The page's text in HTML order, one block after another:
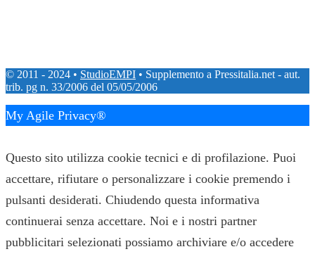
© 2011 - 2024 • StudioEMPI • Supplemento a Pressitalia.net - aut.
trib. pg n. 33/2006 del 05/05/2006
My Agile Privacy®
Questo sito utilizza cookie tecnici e di profilazione. Puoi
accettare, rifiutare o personalizzare i cookie premendo i
pulsanti desiderati. Chiudendo questa informativa
continuerai senza accettare. Noi e i nostri partner
pubblicitari selezionati possiamo archiviare e/o accedere